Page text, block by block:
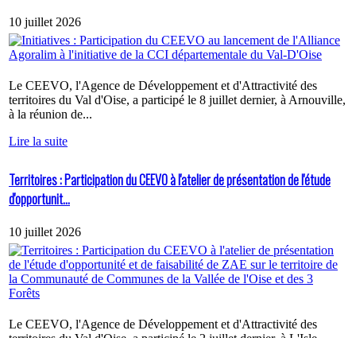
10 juillet 2026
Le CEEVO, l'Agence de Développement et d'Attractivité des
territoires du Val d'Oise, a participé le 8 juillet dernier, à Arnouville,
à la réunion de...
Lire la suite
Territoires : Participation du CEEVO à l'atelier de présentation de l'étude
d'opportunit...
10 juillet 2026
Le CEEVO, l'Agence de Développement et d'Attractivité des